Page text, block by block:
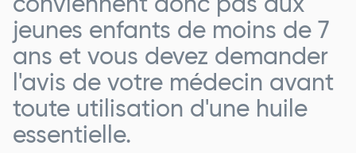
conviennent donc pas aux
jeunes enfants de moins de 7
ans et vous devez demander
l'avis de votre médecin avant
toute utilisation d'une huile
essentielle.